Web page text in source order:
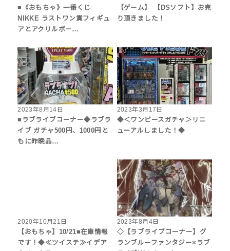
■《おもちゃ》一番くじ
NIKKE ラストワン賞フィギュ
アとアクリルボー…
【ゲーム】 【DSソフト】お売
り頂きました！
2023年8月14日
■ラブライブコーナー◆ラブラ
イブ ガチャ500円、1000円と
もに昨晩品…
2023年3月17日
◆＜ワンピースガチャ＞リニ
ューアルしました！◆
2020年10月21日
【おもちゃ】10/21■在庫情報
です！◆≪ツイステ≫イデア
2023年8月4日
◇【ラブライブコーナー】グ
ランブルーファンタジー×ラブ